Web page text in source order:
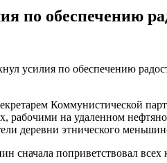
по обеспечению
усилия по обеспечению
Коммунистической
на удаленном
деревни этнического
поприветствовал всех